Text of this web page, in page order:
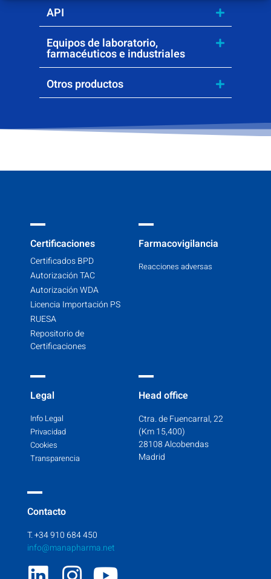
API
Equipos de laboratorio,
farmacéuticos e industriales
Otros productos
Certificaciones
Certificados BPD
Autorización TAC
Autorización WDA
Licencia Importación PS
RUESA
Repositorio de
Certificaciones
Farmacovigilancia
Reacciones adversas
Legal
Info Legal
Privacidad
Cookies
Transparencia
Head office
Ctra. de Fuencarral, 22
(Km 15,400)
28108 Alcobendas
Madrid
Contacto
T. +34 910 684 450
info@manapharma.net